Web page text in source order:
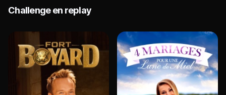
Challenge en replay